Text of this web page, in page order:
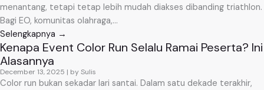
menantang, tetapi tetap lebih mudah diakses dibanding triathlon.
Bagi EO, komunitas olahraga,...
Selengkapnya →
Kenapa Event Color Run Selalu Ramai Peserta? Ini
Alasannya
December 13, 2025 | by Sulis
Color run bukan sekadar lari santai. Dalam satu dekade terakhir,